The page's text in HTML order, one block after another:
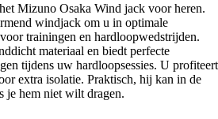
Mizuno Osaka Wind jack voor heren.
windjack om u in optimale
trainingen en hardloopwedstrijden.
materiaal en biedt perfecte
tijdens uw hardloopsessies. U profiteert
extra isolatie. Praktisch, hij kan in de
je hem niet wilt dragen.